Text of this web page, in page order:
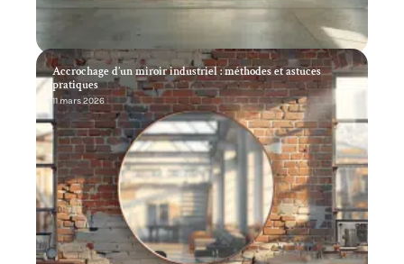
Accrochage d’un miroir industriel : méthodes et astuces
pratiques
11 mars 2026